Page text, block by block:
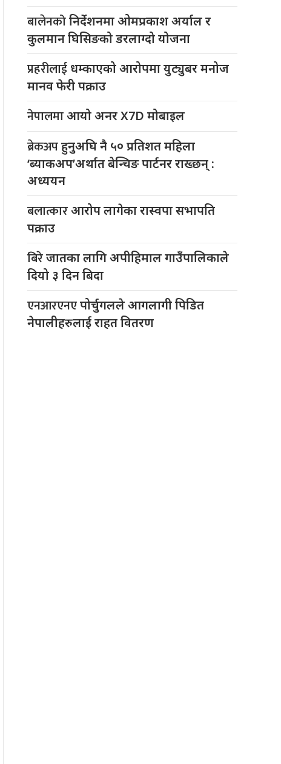
बालेनकोनिर्देशनमा ओमप्रकाश अर्याल र
कुलमान घिसिङको डरलाग्दो योजना
प्रहरीलाई धम्काएको आरोपमा युट्युबर मनोज
मानव फेरी पक्राउ
नेपालमाआयो अनर X7D मोबाइल
ब्रेकअपहुनुअघि नै ५० प्रतिशत महिला
‘ब्याकअप’अर्थात बेन्चिङ पार्टनर राख्छन् :
अध्ययन
बलात्कारआरोप लागेका रास्वपा सभापति
पक्राउ
बिरेजातका लागि अपीहिमाल गाउँपालिकाले
दियो ३ दिन बिदा
एनआरएनएपोर्चुगलले आगलागी पिडित
नेपालीहरुलाई राहत वितरण